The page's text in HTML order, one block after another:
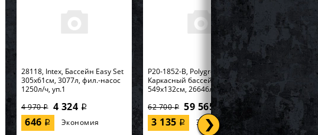
28118, Intex, Бассейн Easy Set
305х61см, 3077л, фил.-насос
1250л/ч, уп.1
4 970i 4 324 i
646 i Экономия
P20-1852-B, Polygroup,
Каркасный бассейн
549х132см, 26646л...
62 700i 59 565i
3 135 i Экономия